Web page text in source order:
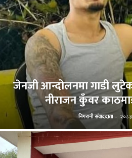
जेनजी आन्दोलनमा गाडी
नीराजन कुँवर
निगरानी संवाददाता -